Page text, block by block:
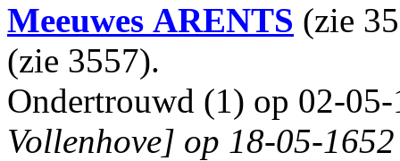
Meeuwes ARENTS (zie
(zie 3557).
Ondertrouwd (1) op 02-
Vollenhove] op 18-05-